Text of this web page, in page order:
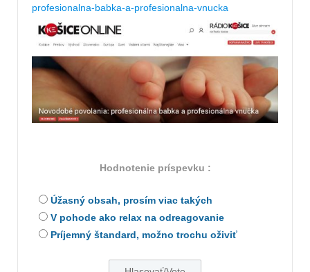
profesionalna-babka-a-profesionalna-vnucka
Hodnotenie príspevku :
Úžasný obsah, prosím viac takých
V pohode ako relax na odreagovanie
Príjemný štandard, možno trochu oživiť